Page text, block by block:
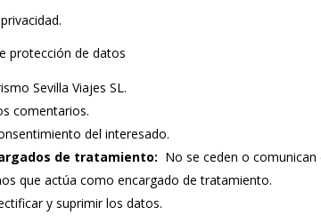
protección de datos
Sevilla Viajes SL.
comentarios.
del interesado.
de tratamiento: No se ceden o
que actúa como encargado de tratamiento.
y suprimir los datos.